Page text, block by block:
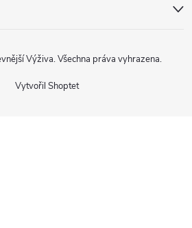
Vytvořil Shoptet
Výživa. Všechna práva vyhrazena.